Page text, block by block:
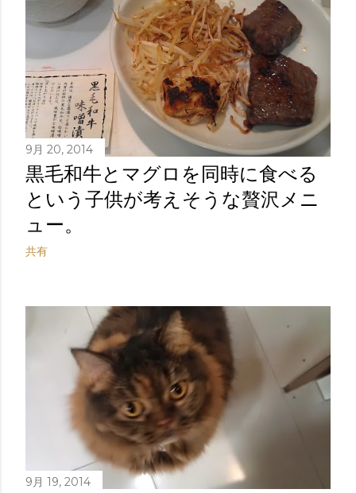
9月 20, 2014
黒毛和牛とマグロを同時に食べる
という子供が考えそうな贅沢メニ
ュー。
共有
9月 19, 2014